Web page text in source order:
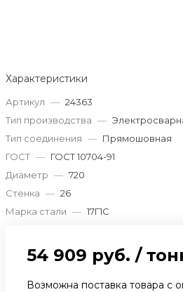
Характеристики
Артикул — 24363
Тип производства —
Тип соединения — Прямошовная
ГОСТ — ГОСТ 10704-91
Диаметр — 720
Стенка — 26
Марка стали — 17Г1С
54 909 руб. /
Возможна поставка товара с